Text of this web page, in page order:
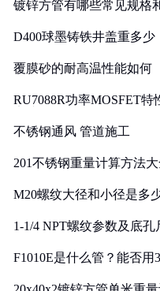
镀锌方管有哪些常见规格
D400球墨铸铁井盖重多少
覆膜砂的耐高温性能如何
RU7088R功率MOSFET
不锈钢通风 管道施工
201不锈钢重量计算方法
M20螺纹大径和小径是多
1-1/4 NPT螺纹参数及底孔
F1010E是什么管？能否用